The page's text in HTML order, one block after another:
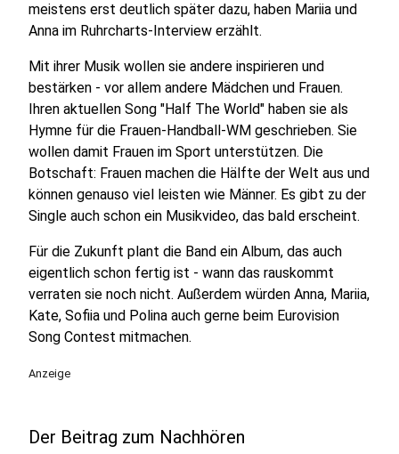
meistens erst deutlich später dazu, haben Mariia und
Anna im Ruhrcharts-Interview erzählt.
Mit ihrer Musik wollen sie andere inspirieren und
bestärken - vor allem andere Mädchen und Frauen.
Ihren aktuellen Song "Half The World" haben sie als
Hymne für die Frauen-Handball-WM geschrieben. Sie
wollen damit Frauen im Sport unterstützen. Die
Botschaft: Frauen machen die Hälfte der Welt aus und
können genauso viel leisten wie Männer. Es gibt zu der
Single auch schon ein Musikvideo, das bald erscheint.
Für die Zukunft plant die Band ein Album, das auch
eigentlich schon fertig ist - wann das rauskommt
verraten sie noch nicht. Außerdem würden Anna, Mariia,
Kate, Sofiia und Polina auch gerne beim Eurovision
Song Contest mitmachen.
Anzeige
Der Beitrag zum Nachhören